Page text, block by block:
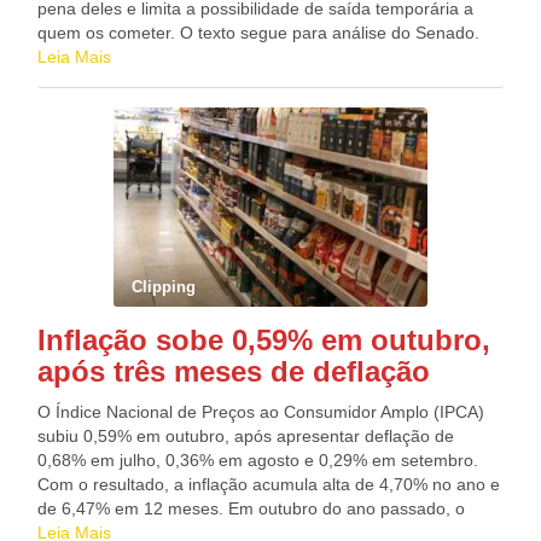
participam do conselho político da transição. Também
participaram da reunião o vice-presidente eleito, Geraldo
Alckmin, e a cúpula do gabinete de transição, liderado pelos
pena deles e limita a possibilidade de saída temporária a
quem os cometer. O texto segue para análise do Senado.
Pelo projeto, por exemplo, passam a constar como
gravíssima e lesão corporal seguida de morte quando
praticadas contra criança ou adolescente;Corrupção de
menores;Satisfação de lascívia mediante presença de
criança ou adolescente;Favorecimento da prostituição ou de
outra forma de exploração sexual de criança, ou
adolescente ou de vulnerável;Divulgação de cena de
estupro ou de cena de estupro de vulnerável, de cena de
sexo ou de pornografia;Produzir, reproduzir, dirigir,
fotografar, filmar ou registrar, por qualquer meio, cena de
adolescente;Submeter criança ou adolescente à
prostituição, ou à exploração sexual;Simular a participação
armazenar fotografia, vídeo ou outro registro que contenha
cena de sexo explícito ou pornográfica envolvendo criança
ou adolescente;Aliciar, assediar, instigar ou constranger uma
criança a praticar ato libidinoso por qualquer meio de
comunicação.A legislação considera como criança a
Leia Mais
Clipping
Inflação sobe 0,59% em outubro,
após três meses de deflação
O Índice Nacional de Preços ao Consumidor Amplo (IPCA)
subiu 0,59% em outubro, após apresentar deflação de
0,68% em julho, 0,36% em agosto e 0,29% em setembro.
Com o resultado, a inflação acumula alta de 4,70% no ano e
de 6,47% em 12 meses. Em outubro do ano passado, o
IPCA fechou em 1,25%. Os dados foram divulgados hoje
Leia Mais